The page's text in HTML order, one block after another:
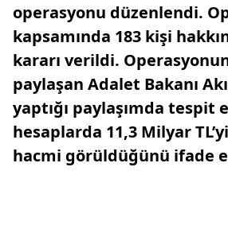
operasyonu düzenlendi.
kapsamında 183 kişi
kararı verildi.
paylaşan Adalet Bakanı
yaptığı paylaşımda tespit
hesaplarda 11,3 Milyar
hacmi görüldüğünü ifade